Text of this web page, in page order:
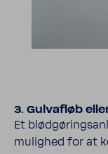
3. Gulv­af­løb
Et
mulighed for at